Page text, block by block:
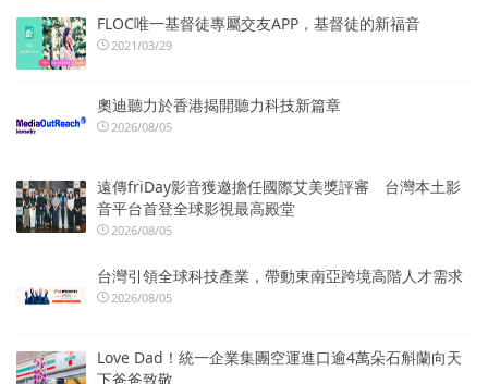
FLOC唯一基督徒專屬交友APP，基督徒的新福音
2021/03/29
奧迪聽力於香港揭開聽力科技新篇章
2026/08/05
遠傳friDay影音獲邀擔任國際艾美獎評審 台灣本土影
音平台首登全球影視最高殿堂
2026/08/05
台灣引領全球科技產業，帶動東南亞跨境高階人才需求
2026/08/05
Love Dad！統一企業集團空運進口逾4萬朵石斛蘭向天
下爸爸致敬